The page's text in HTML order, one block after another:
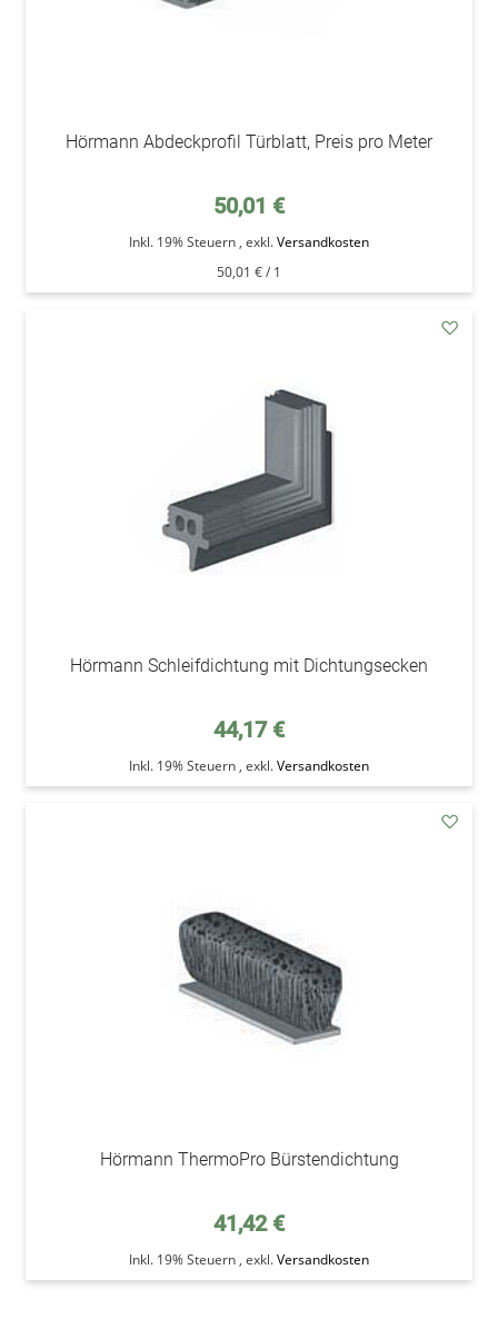
Hörmann Abdeckprofil Türblatt, Preis pro Meter
50,01 €
Inkl. 19% Steuern , exkl.Versandkosten
50,01 €/ 1
Hörmann Schleifdichtung mit Dichtungsecken
44,17 €
Inkl. 19% Steuern , exkl.Versandkosten
Hörmann ThermoPro Bürstendichtung
41,42 €
Inkl. 19% Steuern , exkl.Versandkosten